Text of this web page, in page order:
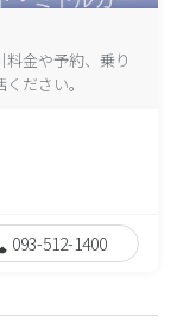
金や予約、乗り
ださい。
093-512-1400